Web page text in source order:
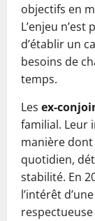
objectifs en
L’enjeu
d’établir un
besoins de
temps.
Les ex-
familial. Leur
manière
quotidien,
stabilité. En
l’intérêt